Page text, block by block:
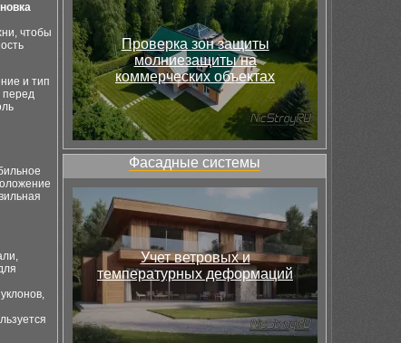
чтобы
и тип
перед
Проверка зон защиты
молниезащиты на
коммерческих объектах
Фасадные системы
Учет ветровых и
температурных деформаций